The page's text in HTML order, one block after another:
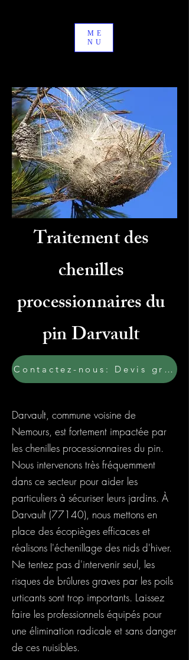
ME
NU
Traitement des
chenilles
processionnaires du
pin Darvault
Contactez-nous: Devis gratuit
Darvault, commune voisine de
Nemours, est fortement impactée par
les chenilles processionnaires du pin.
Nous intervenons très fréquemment
dans ce secteur pour aider les
particuliers à sécuriser leurs jardins. À
Darvault (77140), nous mettons en
place des écopièges efficaces et
réalisons l'échenillage des nids d'hiver.
Ne tentez pas d'intervenir seul, les
risques de brûlures graves par les poils
urticants sont trop importants. Laissez
faire les professionnels équipés pour
une élimination radicale et sans danger
de ces nuisibles.